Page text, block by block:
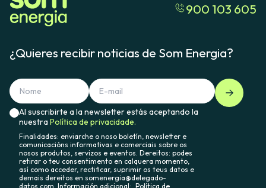
900 103 605
¿Quieres recibir noticias de Som Energia?
Al suscribirte a la newsletter estás aceptando la
nuestraPolítica de privacidade.
Finalidades: enviarche o noso boletín, newsletter e
comunicacións informativas e comerciais sobre os
nosos produtos, servizos e eventos. Dereitos: podes
retirar o teu consentimento en calquera momento,
así como acceder, rectificar, suprimir os teus datos e
demais dereitos en somenergia@delegado-
datos.com. Información adicional: Política de